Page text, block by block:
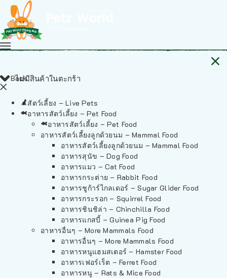
ไม่มีสินค้าในตะกร้า
Back
สัตว์เลี้ยง – Live Pets
อาหารสัตว์เลี้ยง – Pet Food
อาหารสัตว์เลี้ยง – Pet Food
อาหารสัตว์เลี้ยงลูกด้วยนม – Mammal Food
อาหารสัตว์เลี้ยงลูกด้วยนม – Mammal Food
อาหารสุนัข – Dog Food
อาหารแมว – Cat Food
อาหารกระต่าย – Rabbit Food
อาหารชูก้าร์ไกลเดอร์ – Sugar Glider Food
อาหารกระรอก – Squirrel Food
อาหารชินชิล่า – Chinchilla Food
อาหารแกสบี้ – Guinea Pig Food
อาหารอื่นๆ – More Mammals Food
อาหารอื่นๆ – More Mammals Food
อาหารหนูแฮมสเตอร์ – Hamster Food
อาหารเฟอร์เร็ต – Ferret Food
อาหารหนู – Rats & Mice Food